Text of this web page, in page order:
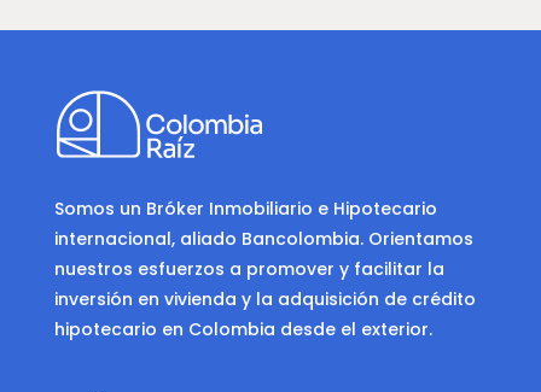
Somos un Bróker Inmobiliario e Hipotecario
internacional, aliado Bancolombia. Orientamos
nuestros esfuerzos a promover y facilitar la
inversión en vivienda y la adquisición de crédito
hipotecario en Colombia desde el exterior.